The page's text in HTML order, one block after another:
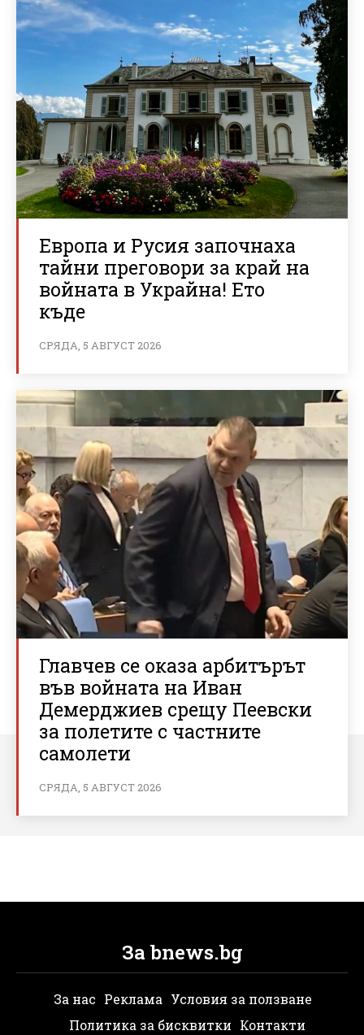
Европа и Русия започнаха
тайни преговори за край на
войната в Украйна! Ето
къде
СРЯДА, 5 АВГУСТ 2026
Главчев се оказа арбитърът
във войната на Иван
Демерджиев срещу Пеевски
за полетите с частните
самолети
СРЯДА, 5 АВГУСТ 2026
За bnews.bg
За нас Реклама Условия за ползване
Политика за бисквитки Контакти